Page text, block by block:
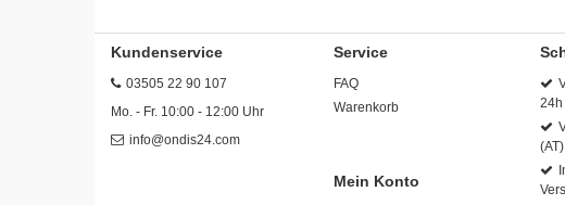
Kundenservice
03505 22 90 107
Mo. - Fr. 10:00 - 12:00 Uhr
info@ondis24.com
Service
FAQ
Warenkorb
Mein Konto
24h
(AT)